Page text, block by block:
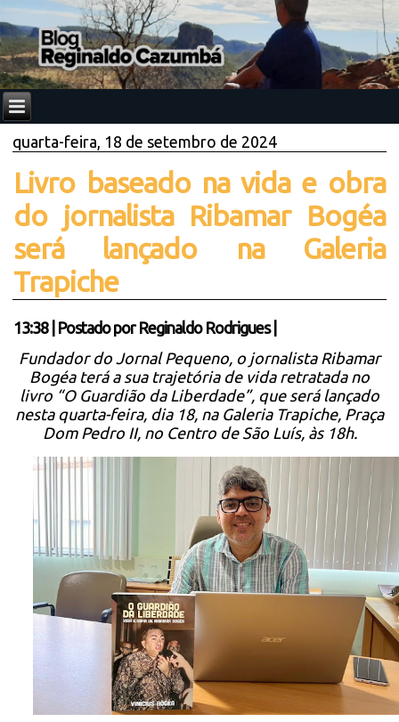
quarta-feira, 18 de setembro de 2024
Livro baseado na vida e obra
do jornalista Ribamar Bogéa
será lançado na Galeria
Trapiche
13:38| Postado por Reginaldo Rodrigues
Fundador do Jornal Pequeno, o jornalista Ribamar
Bogéa terá a sua trajetória de vida retratada no
livro “O Guardião da Liberdade”, que será lançado
nesta quarta-feira, dia 18, na Galeria Trapiche, Praça
Dom Pedro II, no Centro de São Luís, às 18h.